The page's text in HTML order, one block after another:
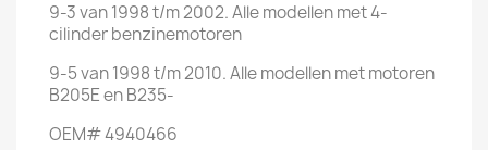
9-3 van 1998 t/m 2002. Alle modellen met 4-
cilinder benzinemotoren
9-5 van 1998 t/m 2010. Alle modellen met motoren
B205E en B235-
OEM# 4940466